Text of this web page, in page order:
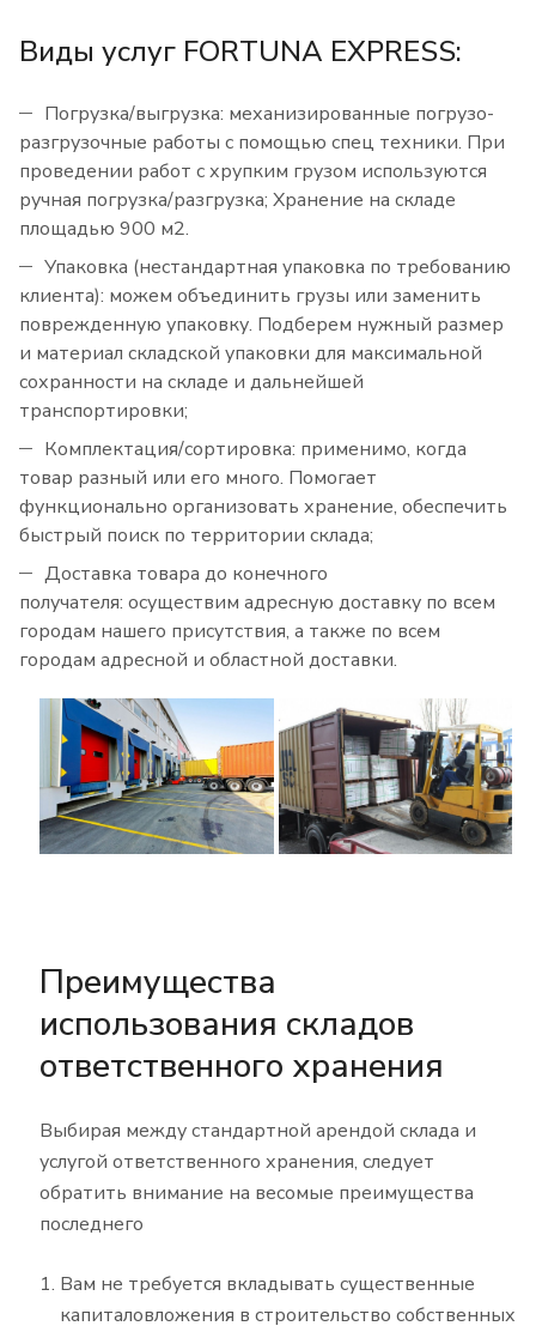
Виды услуг FORTUNA EXPRESS:
Погрузка/выгрузка: механизированные погрузо-
разгрузочные работы с помощью спец техники. При
проведении работ с хрупким грузом используются
ручная погрузка/разгрузка; Хранение на складе
площадью 900 м2.
Упаковка (нестандартная упаковка по требованию
клиента): можем объединить грузы или заменить
поврежденную упаковку. Подберем нужный размер
и материал складской упаковки для максимальной
сохранности на складе и дальнейшей
транспортировки;
Комплектация/сортировка: применимо, когда
товар разный или его много. Помогает
функционально организовать хранение, обеспечить
быстрый поиск по территории склада;
Доставка товара до конечного
получателя: осуществим адресную доставку по всем
городам нашего присутствия, а также по всем
городам адресной и областной доставки.
Преимущества
использования складов
ответственного хранения
Выбирая между стандартной арендой склада и
услугой ответственного хранения, следует
обратить внимание на весомые преимущества
последнего
Вам не требуется вкладывать существенные
капиталовложения в строительство собственных